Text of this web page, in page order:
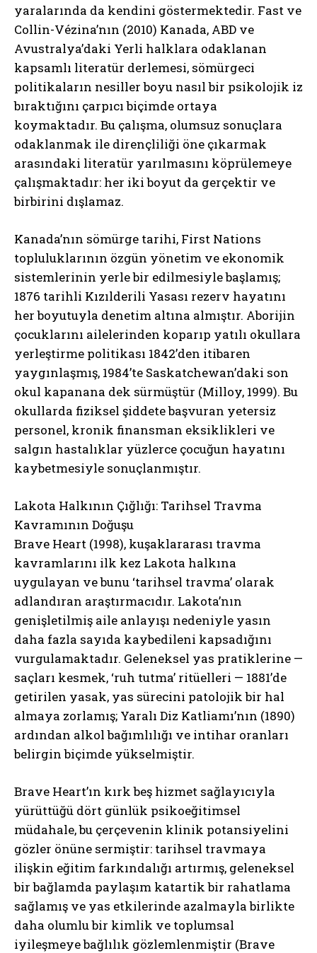
yaralarında da kendini göstermektedir. Fast ve
Collin-Vézina’nın (2010) Kanada, ABD ve
Avustralya’daki Yerli halklara odaklanan
kapsamlı literatür derlemesi, sömürgeci
politikaların nesiller boyu nasıl bir psikolojik iz
bıraktığını çarpıcı biçimde ortaya
koymaktadır. Bu çalışma, olumsuz sonuçlara
odaklanmak ile dirençliliği öne çıkarmak
arasındaki literatür yarılmasını köprülemeye
çalışmaktadır: her iki boyut da gerçektir ve
birbirini dışlamaz.
Kanada’nın sömürge tarihi, First Nations
topluluklarının özgün yönetim ve ekonomik
sistemlerinin yerle bir edilmesiyle başlamış;
1876 tarihli Kızılderili Yasası rezerv hayatını
her boyutuyla denetim altına almıştır. Aborijin
çocuklarını ailelerinden koparıp yatılı okullara
yerleştirme politikası 1842’den itibaren
yaygınlaşmış, 1984’te Saskatchewan’daki son
okul kapanana dek sürmüştür (Milloy, 1999). Bu
okullarda fiziksel şiddete başvuran yetersiz
personel, kronik finansman eksiklikleri ve
salgın hastalıklar yüzlerce çocuğun hayatını
kaybetmesiyle sonuçlanmıştır.
Lakota Halkının Çığlığı: Tarihsel Travma
Kavramının Doğuşu
Brave Heart (1998), kuşaklararası travma
kavramlarını ilk kez Lakota halkına
uygulayan ve bunu ‘tarihsel travma’ olarak
adlandıran araştırmacıdır. Lakota’nın
genişletilmiş aile anlayışı nedeniyle yasın
daha fazla sayıda kaybedileni kapsadığını
vurgulamaktadır. Geleneksel yas pratiklerine —
saçları kesmek, ‘ruh tutma’ ritüelleri — 1881’de
getirilen yasak, yas sürecini patolojik bir hal
almaya zorlamış; Yaralı Diz Katliamı’nın (1890)
ardından alkol bağımlılığı ve intihar oranları
belirgin biçimde yükselmiştir.
Brave Heart’ın kırk beş hizmet sağlayıcıyla
yürüttüğü dört günlük psikoeğitimsel
müdahale, bu çerçevenin klinik potansiyelini
gözler önüne sermiştir: tarihsel travmaya
ilişkin eğitim farkındalığı artırmış, geleneksel
bir bağlamda paylaşım katartik bir rahatlama
sağlamış ve yas etkilerinde azalmayla birlikte
daha olumlu bir kimlik ve toplumsal
iyileşmeye bağlılık gözlemlenmiştir (Brave